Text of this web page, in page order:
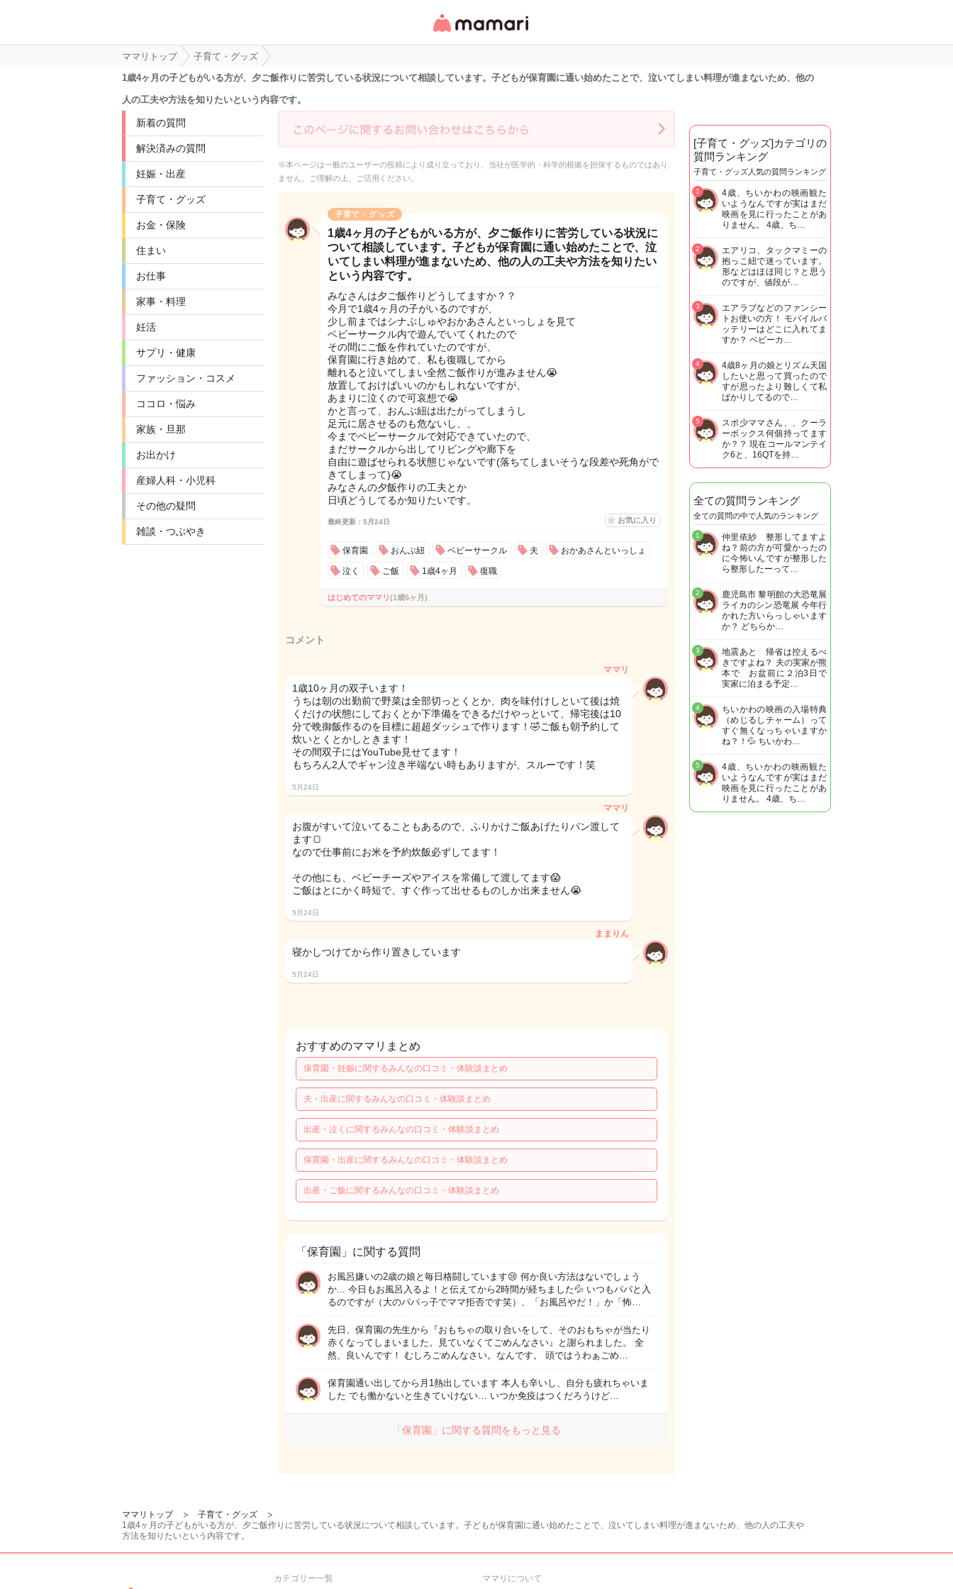
リ・情報サイト
ママリトップ
子育て・グッズ
1歳4ヶ月の子どもがいる方が、夕ご飯作りに苦労している状況について相談しています。子どもが保育園に通い始めたことで、泣いてしまい料理が進まないため、他の
人の工夫や方法を知りたいという内容です。
新着の質問
解決済みの質問
妊娠・出産
子育て・グッズ
お金・保険
住まい
お仕事
家事・料理
妊活
サプリ・健康
ファッション・コスメ
ココロ・悩み
家族・旦那
お出かけ
産婦人科・小児科
その他の疑問
雑談・つぶやき
※本ページは一般のユーザーの投稿により成り立っており、当社が医学的・科学的根拠を担保するものではあり
ません。ご理解の上、ご活用ください。
子育て・グッズ
1歳4ヶ月の子どもがいる方が、夕ご飯作りに苦労している状況に
ついて相談しています。子どもが保育園に通い始めたことで、泣
いてしまい料理が進まないため、他の人の工夫や方法を知りたい
という内容です。
みなさんは夕ご飯作りどうしてますか？？
今月で1歳4ヶ月の子がいるのですが、
少し前まではシナぷしゅやおかあさんといっしょを見て
ベビーサークル内で遊んでいてくれたので
その間にご飯を作れていたのですが、
保育園に行き始めて、私も復職してから
離れると泣いてしまい全然ご飯作りが進みません😭
放置しておけばいいのかもしれないですが、
あまりに泣くので可哀想で😭
かと言って、おんぶ紐は出たがってしまうし
足元に居させるのも危ないし、、
今までベビーサークルで対応できていたので、
まだサークルから出してリビングや廊下を
自由に遊ばせられる状態じゃないです(落ちてしまいそうな段差や死角がで
きてしまって)😭
みなさんの夕飯作りの工夫とか
日頃どうしてるか知りたいです。
最終更新：5月24日 お気に入り
保育園 おんぶ紐 ベビーサークル 夫 おかあさんといっしょ
泣く ご飯 1歳4ヶ月 復職
はじめてのママリ(1歳6ヶ月)
コメント
ママリ
1歳10ヶ月の双子います！
うちは朝の出勤前で野菜は全部切っとくとか、肉を味付けしといて後は焼
くだけの状態にしておくとか下準備をできるだけやっといて、帰宅後は10
分で晩御飯作るのを目標に超超ダッシュで作ります！🤣ご飯も朝予約して
炊いとくとかしときます！
その間双子にはYouTube見せてます！
もちろん2人でギャン泣き半端ない時もありますが、スルーです！笑
5月24日
ママリ
お腹がすいて泣いてることもあるので、ふりかけご飯あげたりパン渡して
ます🍞
なので仕事前にお米を予約炊飯必ずしてます！
その他にも、ベビーチーズやアイスを常備して渡してます😱
ご飯はとにかく時短で、すぐ作って出せるものしか出来ません😭
5月24日
ままりん
寝かしつけてから作り置きしています
5月24日
おすすめのママリまとめ
保育園・妊娠に関するみんなの口コミ・体験談まとめ
夫・出産に関するみんなの口コミ・体験談まとめ
出産・泣くに関するみんなの口コミ・体験談まとめ
保育園・出産に関するみんなの口コミ・体験談まとめ
出産・ご飯に関するみんなの口コミ・体験談まとめ
「保育園」に関する質問
お風呂嫌いの2歳の娘と毎日格闘しています😢 何か良い方法はないでしょう
か... 今日もお風呂入るよ！と伝えてから2時間が経ちました💦 いつもパパと入
るのですが（大のパパっ子でママ拒否です笑）、「お風呂やだ！」か「怖…
先日、保育園の先生から『おもちゃの取り合いをして、そのおもちゃが当たり
赤くなってしまいました。見ていなくてごめんなさい』と謝られました。 全
然、良いんです！ むしろごめんなさい。なんです。 頭ではうわぁごめ…
保育園通い出してから月1熱出しています 本人も辛いし、自分も疲れちゃいま
した でも働かないと生きていけない… いつか免疫はつくだろうけど…
「保育園」に関する質問をもっと見る
[子育て・グッズ]カテゴリの
質問ランキング
子育て・グッズ人気の質問ランキング
4歳、ちいかわの映画観た
いようなんですが実はまだ
映画を見に行ったことがあ
りません。 4歳、ち…
1
エアリコ、タックマミーの
抱っこ紐で迷っています。
形などはほほ同じ？と思う
のですが、値段が…
2
エアラブなどのファンシー
トお使いの方！ モバイルバ
ッテリーはどこに入れてま
すか？ ベビーカ…
3
4歳8ヶ月の娘とリズム天国
したいと思って買ったので
すが思ったより難しくて私
ばかりしてるので…
4
スポ少ママさん、、クーラ
ーボックス何個持ってます
か？？ 現在コールマンテイ
ク6と、16QTを持…
5
全ての質問ランキング
全ての質問の中で人気のランキング
仲里依紗 整形してますよ
ね？前の方が可愛かったの
に今怖いんですが整形した
ら整形したーって…
1
鹿児島市 黎明館の大恐竜展
ライカのシン恐竜展 今年行
かれた方いらっしゃいます
か？ どちらか…
2
地震あと 帰省は控えるべ
きですよね？ 夫の実家が熊
本で お盆前に２泊3日で
実家に泊まる予定…
3
ちいかわの映画の入場特典
（めじるしチャーム）って
すぐ無くなっちゃいますか
ね？！💦 ちいかわ…
4
4歳、ちいかわの映画観た
いようなんですが実はまだ
映画を見に行ったことがあ
りません。 4歳、ち…
5
ママリトップ
子育て・グッズ
1歳4ヶ月の子どもがいる方が、夕ご飯作りに苦労している状況について相談しています。子どもが保育園に通い始めたことで、泣いてしまい料理が進まないため、他の人の工夫や
方法を知りたいという内容です。
カテゴリー一覧 ママリについて